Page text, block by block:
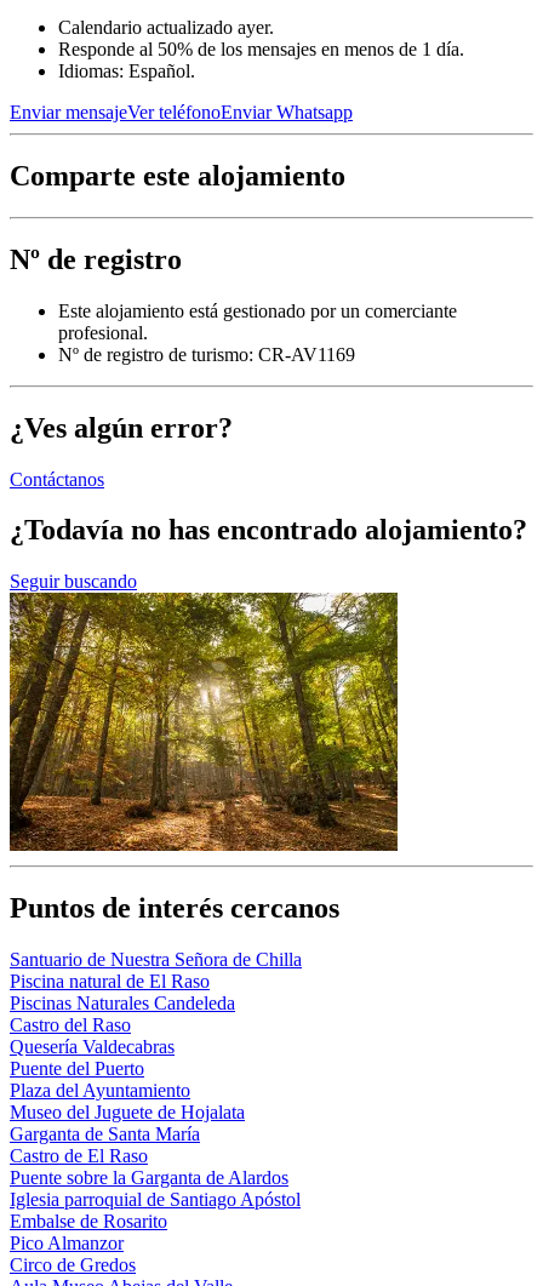
Calendario actualizado ayer.
Responde al 50% de los mensajes en menos de 1 día.
Idiomas: Español.
Enviar mensajeVer teléfonoEnviar Whatsapp
Comparte este alojamiento
Nº de registro
Este alojamiento está gestionado por un comerciante
profesional.
Nº de registro de turismo: CR-AV1169
¿Ves algún error?
Contáctanos
¿Todavía no has encontrado alojamiento?
Seguir buscando
Puntos de interés cercanos
Santuario de Nuestra Señora de Chilla
Piscina natural de El Raso
Piscinas Naturales Candeleda
Castro del Raso
Quesería Valdecabras
Puente del Puerto
Plaza del Ayuntamiento
Museo del Juguete de Hojalata
Garganta de Santa María
Castro de El Raso
Puente sobre la Garganta de Alardos
Iglesia parroquial de Santiago Apóstol
Embalse de Rosarito
Pico Almanzor
Circo de Gredos